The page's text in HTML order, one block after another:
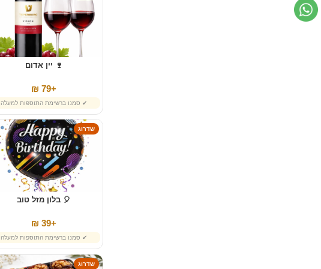
🍷 יין אדום
+79 ₪
✔ סמנו ברשימת התוספות למעלה
שדרוג
🎈 בלון מזל טוב
+39 ₪
✔ סמנו ברשימת התוספות למעלה
שדרוג